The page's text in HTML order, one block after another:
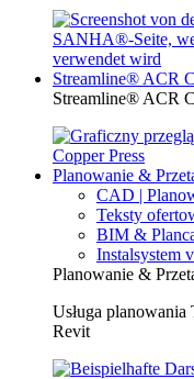
Streamline® ACR
Streamline® ACR
Planowanie &
CAD |
Teksty
BIM &
Instalsystem
Planowanie &
Usługa
Revit